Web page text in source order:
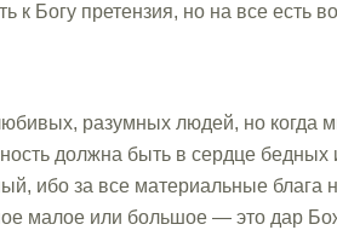
к Богу претензия, но на все есть
разумных людей, но когда
должна быть в сердце бедных
ибо за все материальные блага
малое или большое — это дар